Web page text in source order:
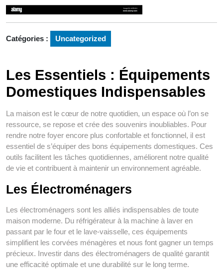
Catégories : Uncategorized
Les Essentiels : Équipements
Domestiques Indispensables
La maison est le cœur de notre quotidien, un espace où l’on se
ressource, se repose et crée des souvenirs inoubliables. Pour
rendre notre foyer encore plus confortable et fonctionnel, il est
essentiel de s’équiper des bons équipements domestiques. Ces
outils facilitent les tâches quotidiennes, améliorent notre qualité
de vie et contribuent à maintenir un environnement agréable.
Les Électroménagers
Les électroménagers sont les alliés indispensables de toute
maison moderne. Du réfrigérateur à la machine à laver en
passant par le four et le lave-vaisselle, ces équipements
simplifient les corvées ménagères et nous font gagner un temps
précieux. Investir dans des électroménagers de qualité garantit
une efficacité optimale et une durabilité sur le long terme.